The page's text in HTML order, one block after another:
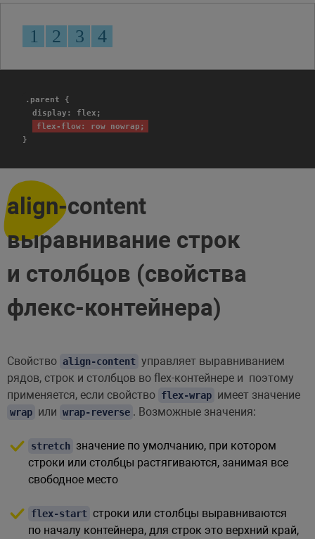
.parent {
display: flex;
flex-flow: row nowrap;
}
align-content
выравнивание строк
и столбцов (свойства
флекс-контейнера)
Свойство align-content управляет выравниванием
рядов, строк и столбцов во flex-контейнере и поэтому
применяется, если свойство flex-wrap имеет значение
wrap или wrap-reverse . Возможные значения:
stretch значение по умолчанию, при котором
строки или столбцы растягиваются, занимая все
свободное место
flex-start строки или столбцы выравниваются
по началу контейнера, для строк это верхний край,